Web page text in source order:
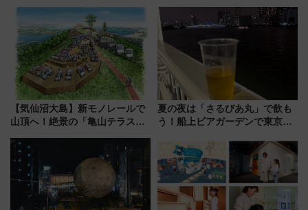
【気仙沼大島】新モノレールで
山頂へ！絶景の「亀山テラス
暇村のお得な日帰りプランも登
場
夏の夜は「さるびあ丸」で飲も
う！船上ビアガーデンで東京湾
杯……工場直送生ビールや島グ
ルメが美味い